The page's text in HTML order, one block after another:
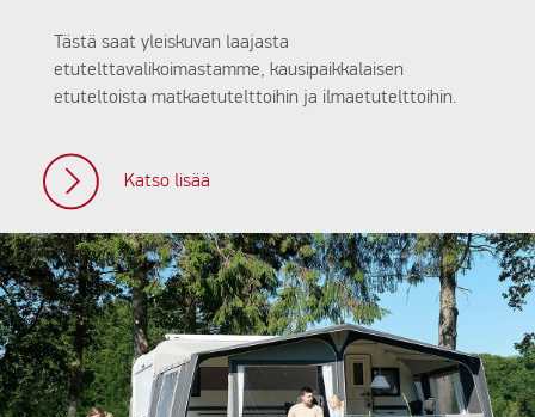
Tästä saat yleiskuvan laajasta
etutelttavalikoimastamme, kausipaikkalaisen
etuteltoista matkaetutelttoihin ja ilmaetutelttoihin.
Katso lisää